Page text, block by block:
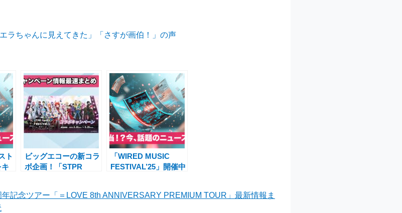
ラちゃんに見えてきた」「さすが画伯！」の声
ト
ビッグエコーの新コラ
ボ企画！「STPR
販売開始
「WIRED MUSIC
FESTIVAL’25」開催中
Awichら出演予定イベ
記念ツアー「＝LOVE 8th ANNIVERSARY PREMIUM TOUR」最新情報ま